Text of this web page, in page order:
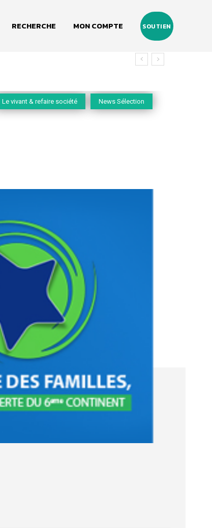
RECHERCHE MON COMPTE SOUTIEN
Le vivant & refaire société News Sélection